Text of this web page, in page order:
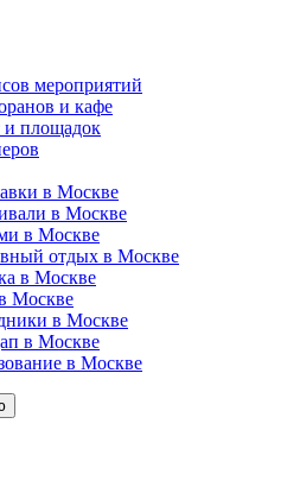
мероприятий
и кафе
и площадок
в Москве
в Москве
в Москве
отдых в Москве
в Москве
Москве
в Москве
в Москве
в Москве